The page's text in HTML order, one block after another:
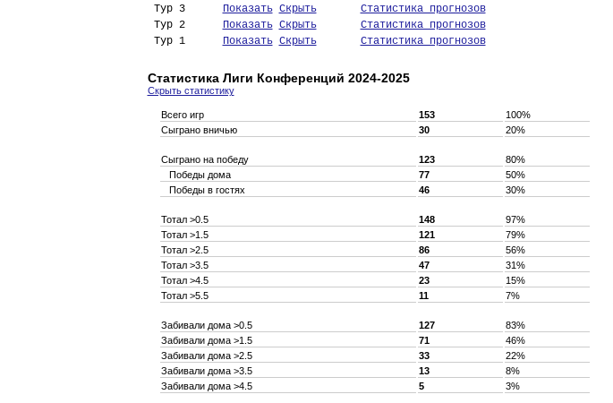
Тур 3
Показать Скрыть
Статистика прогнозов
Тур 2
Показать Скрыть
Статистика прогнозов
Тур 1
Показать Скрыть Статистика прогнозов
Статистика Лиги Конференций 2024-2025
Скрыть статистику
Всего игр 153
100%
Сыграно вничью
30 20%
Сыграно на победу 123
80%
Победы дома
77
50%
Победы в гостях
46 30%
Тотал >0.5 148
97%
Тотал >1.5
121
79%
Тотал >2.5
86
56%
Тотал >3.5
47
31%
Тотал >4.5
23
15%
Тотал >5.5
11 7%
Забивали дома >0.5 127
83%
Забивали дома >1.5
71
46%
Забивали дома >2.5
33
22%
Забивали дома >3.5
13
8%
Забивали дома >4.5
5 3%